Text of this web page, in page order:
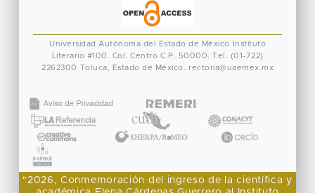
Universidad Autónoma del Estado de México
Instituto
Literario #100. Col. Centro C.P. 50000. Tel. (01-722)
2262300 Toluca, Estado de México. rectoria@uaemex.mx
"2026, Conmemoración del ingreso de la científica y